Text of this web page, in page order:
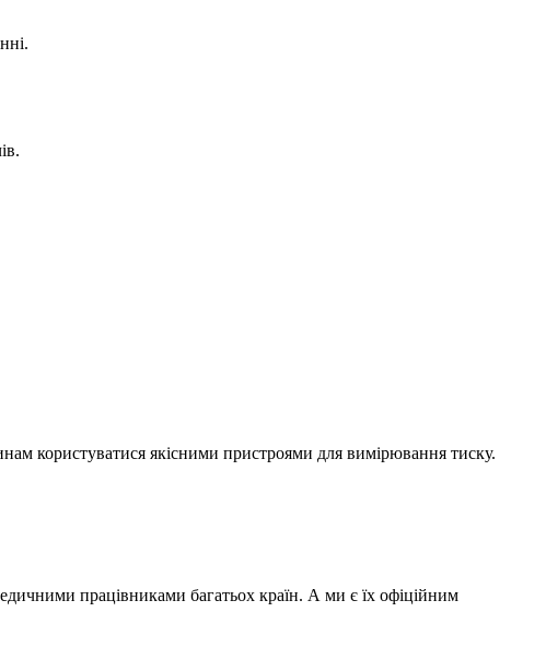
користуватися якісними пристроями для вимірювання тиску.
працівниками багатьох країн. А ми є їх офіційним